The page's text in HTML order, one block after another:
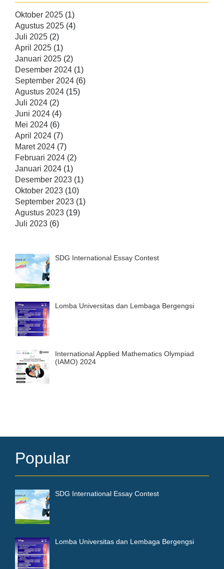
Oktober 2025 (1)
Agustus 2025 (4)
Juli 2025 (2)
April 2025 (1)
Januari 2025 (2)
Desember 2024 (1)
September 2024 (6)
Agustus 2024 (15)
Juli 2024 (2)
Juni 2024 (4)
Mei 2024 (6)
April 2024 (7)
Maret 2024 (7)
Februari 2024 (2)
Januari 2024 (1)
Desember 2023 (1)
Oktober 2023 (10)
September 2023 (1)
Agustus 2023 (19)
Juli 2023 (6)
SDG International Essay Contest
Lomba Universitas dan Lembaga Bergengsi
International Applied Mathematics Olympiad
(IAMO) 2024
Popular
SDG International Essay Contest
Lomba Universitas dan Lembaga Bergengsi